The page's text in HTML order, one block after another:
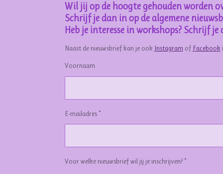
Wil jij op de hoogte gehouden worden
Schrijf je dan in op de algemene
Heb je interesse in workshops? Schrijf
Naast de nieuwsbrief kan je ook Instagramof Facebook
Voornaam
E-mailadres *
Voor welke nieuwsbrief wil jij je inschrijven? *